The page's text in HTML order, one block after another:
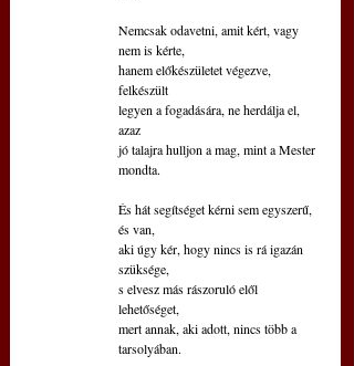
Nemcsak odavetni, amit kért, vagy
nem is kérte,
hanem előkészületet végezve,
felkészült
legyen a fogadására, ne herdálja el,
azaz
jó talajra hulljon a mag, mint a Mester
mondta.
És hát segítséget kérni sem egyszerű,
és van,
aki úgy kér, hogy nincs is rá igazán
szüksége,
s elvesz más rászoruló elől
lehetőséget,
mert annak, aki adott, nincs több a
tarsolyában.